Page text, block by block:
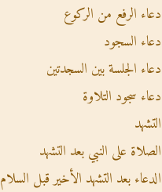
دعاء الرفع من الركوع
دعاء السجود
دعاء الجلسة بين السجدتين
دعاء سجود التلاوة
التشهد
الصلاة على النبي بعد التشهد
الدعاء بعد التشهد الأخير قبل السلام